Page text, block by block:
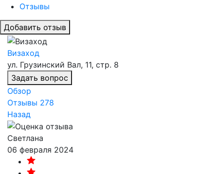
Отзывы
Добавить отзыв
Визаход
ул. Грузинский Вал, 11, стр. 8
Задать вопрос
Обзор
Отзывы 278
Назад
Светлана
06 февраля 2024